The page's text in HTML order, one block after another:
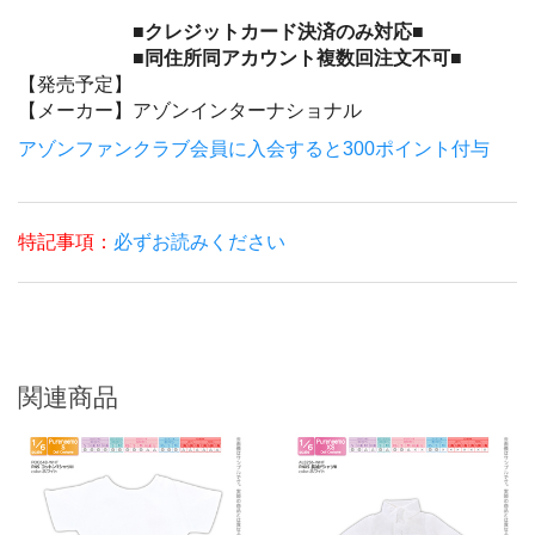
■クレジットカード決済のみ対応■
■同住所同アカウント複数回注文不可■
【発売予定】
【メーカー】 アゾンインターナショナル
アゾンファンクラブ会員に入会すると300ポイント付与
特記事項： 必ずお読みください
関連商品